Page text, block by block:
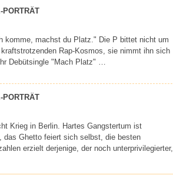
PORTRÄT
komme, machst du Platz." Die P bittet nicht um
Rap-Kosmos, sie nimmt ihn sich
Debütsingle "Mach Platz" …
PORTRÄT
Krieg in Berlin. Hartes Gangstertum ist
das Ghetto feiert sich selbst, die besten
erzielt derjenige, der noch unterprivilegierter,